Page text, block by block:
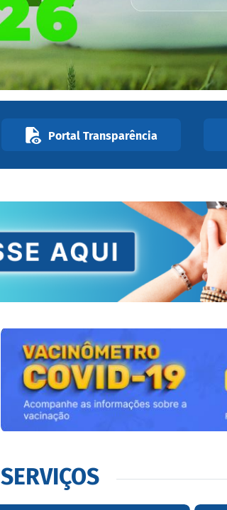
Portal Transparência
SERVIÇOS